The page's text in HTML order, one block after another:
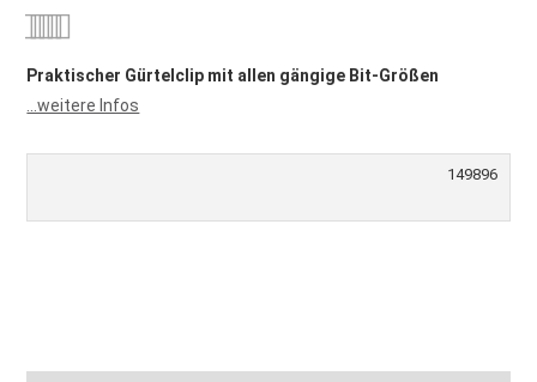
Bewertung:
Praktischer Gürtelclip mit allen gängige Bit-Größen
...weitere Infos
149896